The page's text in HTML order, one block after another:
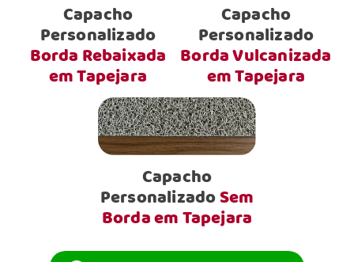
Capacho
Personalizado
Borda Rebaixada
em Tapejara
Capacho
Personalizado
Borda Vulcanizada
em Tapejara
Capacho
PersonalizadoSem
Borda em Tapejara